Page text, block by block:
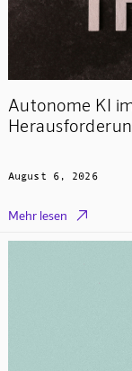
Autonome KI
August 6, 2026
Mehr lesen 